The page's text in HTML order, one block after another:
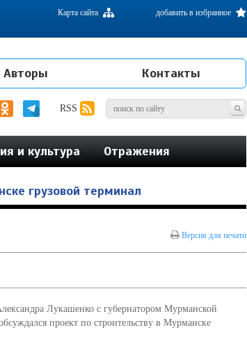
добавить в избранное
Карта сайта
Авторы Контакты
RSS
и культура Отражения
грузовой терминал
Версия для печати
Лукашенко с губернатором Мурманской
проект по строительству в Мурманске